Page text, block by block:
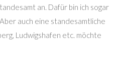
an. Dafür bin ich sogar
auch eine standesamtliche
Ludwigshafen etc. möchte